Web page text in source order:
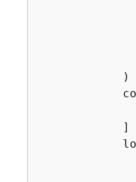
            )
            ]